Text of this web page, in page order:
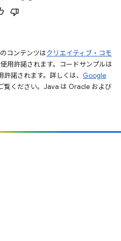
コンテンツはクリエイティブ・コモ
用許諾されます。コードサンプルは
許諾されます。詳しくは、 Google
覧ください。Java は Oracle および